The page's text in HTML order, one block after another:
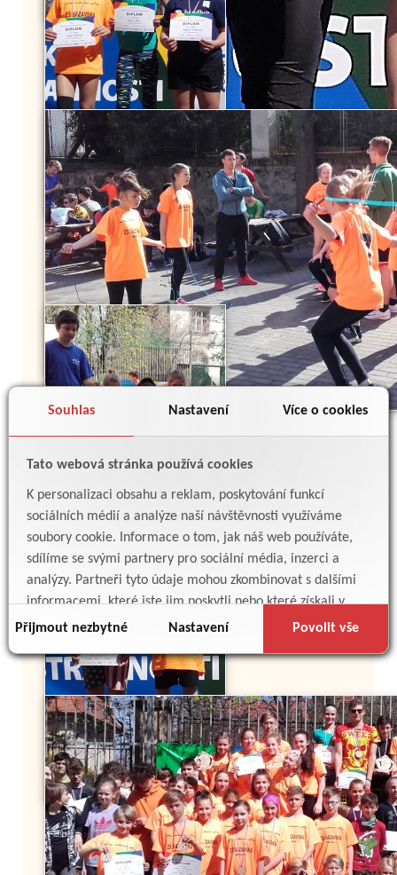
Souhlas Nastavení Více o cookies
Tato webová stránka používá cookies
K personalizaci obsahu a reklam, poskytování funkcí
sociálních médií a analýze naší návštěvnosti využíváme
soubory cookie. Informace o tom, jak náš web používáte,
sdílíme se svými partnery pro sociální média, inzerci a
analýzy. Partneři tyto údaje mohou zkombinovat s dalšími
informacemi, které jste jim poskytli nebo které získali v
důsledku toho, že používáte jejich služby.
Přijmout nezbytné Nastavení Povolit vše